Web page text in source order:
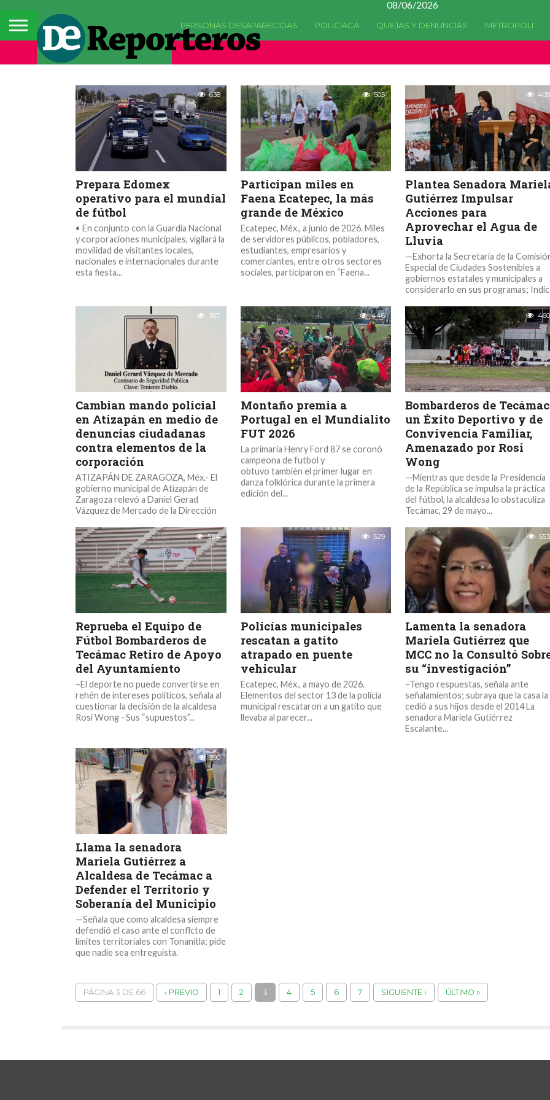
08/06/2026
PERSONAS DESAPARECIDAS POLICIACA QUEJAS Y DENUNCIAS METROPOLI
EDOMEX
638
Prepara Edomex
operativo para el mundial
de fútbol
• En conjunto con la Guardia Nacional
y corporaciones municipales, vigilará la
movilidad de visitantes locales,
nacionales e internacionales durante
esta fiesta...
505
Participan miles en
Faena Ecatepec, la más
grande de México
Ecatepec, Méx., a junio de 2026. Miles
de servidores públicos, pobladores,
estudiantes, empresarios y
comerciantes, entre otros sectores
sociales, participaron en “Faena...
408
Plantea Senadora
Gutiérrez Impulsar
Acciones para
Aprovechar el Agua de
Lluvia
—Exhorta la Secretaria de la
Especial de Ciudades Sostenibles a
gobiernos estatales y municipales a
considerarlo en sus programas;
387
Cambian mando policial
en Atizapán en medio de
denuncias ciudadanas
contra elementos de la
corporación
ATIZAPÁN DE ZARAGOZA, Méx.- El
gobierno municipal de Atizapán de
Zaragoza relevó a Daniel Gerad
Vázquez de Mercado de la Dirección
446
Montaño premia a
Portugal en el Mundialito
FUT 2026
La primaria Henry Ford 87 se coronó
campeona de futbol y
obtuvo también el primer lugar en
danza folklórica durante la primera
edición del...
460
Bombarderos de Tecámac
un Éxito Deportivo y de
Convivencia Familiar,
Amenazado por Rosi
Wong
—Mientras que desde la Presidencia
de la República se impulsa la práctica
del fútbol, la alcaldesa lo obstaculiza
Tecámac, 29 de mayo...
524
Reprueba el Equipo de
Fútbol Bombarderos de
Tecámac Retiro de Apoyo
del Ayuntamiento
–El deporte no puede convertirse en
rehén de intereses políticos, señala al
cuestionar la decisión de la alcaldesa
Rosi Wong –Sus “supuestos”...
529
Policías municipales
rescatan a gatito
atrapado en puente
vehicular
Ecatepec, Méx., a mayo de 2026.
Elementos del sector 13 de la policía
municipal rescataron a un gatito que
llevaba al parecer...
553
Lamenta la senadora
Mariela Gutiérrez que
MCC no la Consultó
su “investigación”
–Tengo respuestas, señala ante
señalamientos; subraya que la casa la
cedió a sus hijos desde el 2014 La
senadora Mariela Gutiérrez
Escalante...
590
Llama la senadora
Mariela Gutiérrez a
Alcaldesa de Tecámac a
Defender el Territorio y
Soberanía del Municipio
—Señala que como alcaldesa siempre
defendió el caso ante el conflcto de
límites territoriales con Tonanitla; pide
que nadie sea entreguista.
PÁGINA 3 DE 66 ‹ PREVIO 1 2 3 4 5 6 7 SIGUIENTE › ÚLTIMO »